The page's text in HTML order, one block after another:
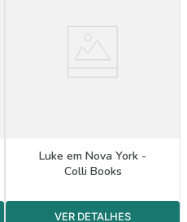
Luke em Nova York -
Colli Books